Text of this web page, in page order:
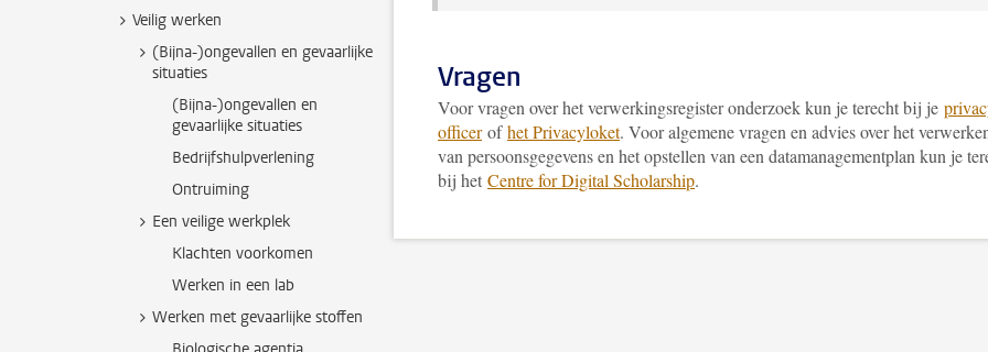
Veilig werken
(Bijna-)ongevallen en gevaarlijke
situaties
(Bijna-)ongevallen en
gevaarlijke situaties
Bedrijfshulpverlening
Ontruiming
Een veilige werkplek
Klachten voorkomen
Werken in een lab
Werken met gevaarlijke stoffen
Vragen
Voor vragen over het verwerkingsregister onderzoek kun je terecht bij je
officerofhet Privacyloket. Voor algemene vragen en advies over het
van persoonsgegevens en het opstellen van een datamanagementplan kun je
bij het Centre for Digital Scholarship.